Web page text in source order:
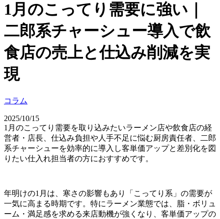
1月のこってり需要に強い｜
二郎系チャーシュー導入で飲
食店の売上と仕込み削減を実
現
コラム
2025/10/15
1月のこってり需要を取り込みたいラーメン店や飲食店の経
営者・店長、仕込み負担や人手不足に悩む厨房責任者、二郎
系チャーシューを効率的に導入し客単価アップと差別化を図
りたい仕入れ担当者の方におすすめです。
年明けの1月は、寒さの影響もあり「こってり系」の需要が
一気に高まる時期です。特にラーメン業態では、脂・ボリュ
ーム・満足感を求める来店動機が強くなり、客単価アップの